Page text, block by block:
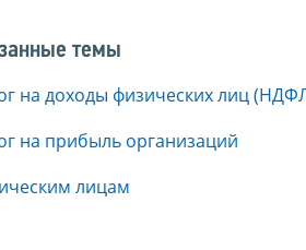
темы
на доходы физических лиц
на прибыль организаций
лицам